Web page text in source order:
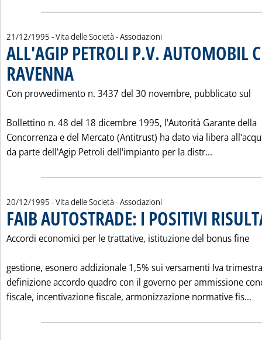
21/12/1995 - Vita delle Società - Associazioni
ALL'AGIP PETROLI P.V. AUTOMOBIL
RAVENNA
Con provvedimento n. 3437 del 30 novembre, pubblicato sul
Bollettino n. 48 del 18 dicembre 1995, l'Autorità Garante della
Concorrenza e del Mercato (Antitrust) ha dato via libera
da parte dell'Agip Petroli dell'impianto per la distr...
20/12/1995 - Vita delle Società - Associazioni
FAIB AUTOSTRADE: I POSITIVI
Accordi economici per le trattative, istituzione del bonus fine
gestione, esonero addizionale 1,5% sui versamenti Iva
definizione accordo quadro con il governo per ammissione
fiscale, incentivazione fiscale, armonizzazione normative fis...